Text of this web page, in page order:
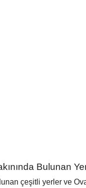
Bulunan
çeşitli yerler ve